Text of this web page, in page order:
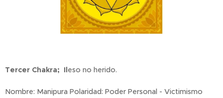
Tercer Chakra; Ileso no herido.
Nombre: Manipura Polaridad: Poder Personal - Victimismo